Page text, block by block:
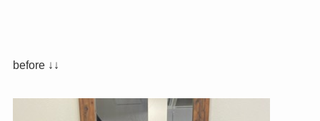
before ↓↓